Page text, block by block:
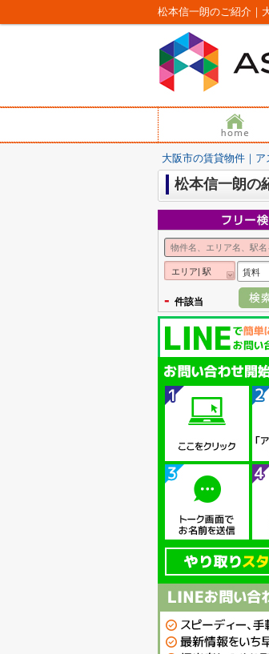
松本信一朗のご紹介｜
大阪市の賃貸物件｜ア
松本信一朗の
エリア| 駅 賃料
- 件該当